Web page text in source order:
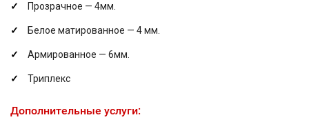
Прозрачное — 4мм.
Белое матированное — 4 мм.
Армированное — 6мм.
Триплекс
Дополнительные услуги: